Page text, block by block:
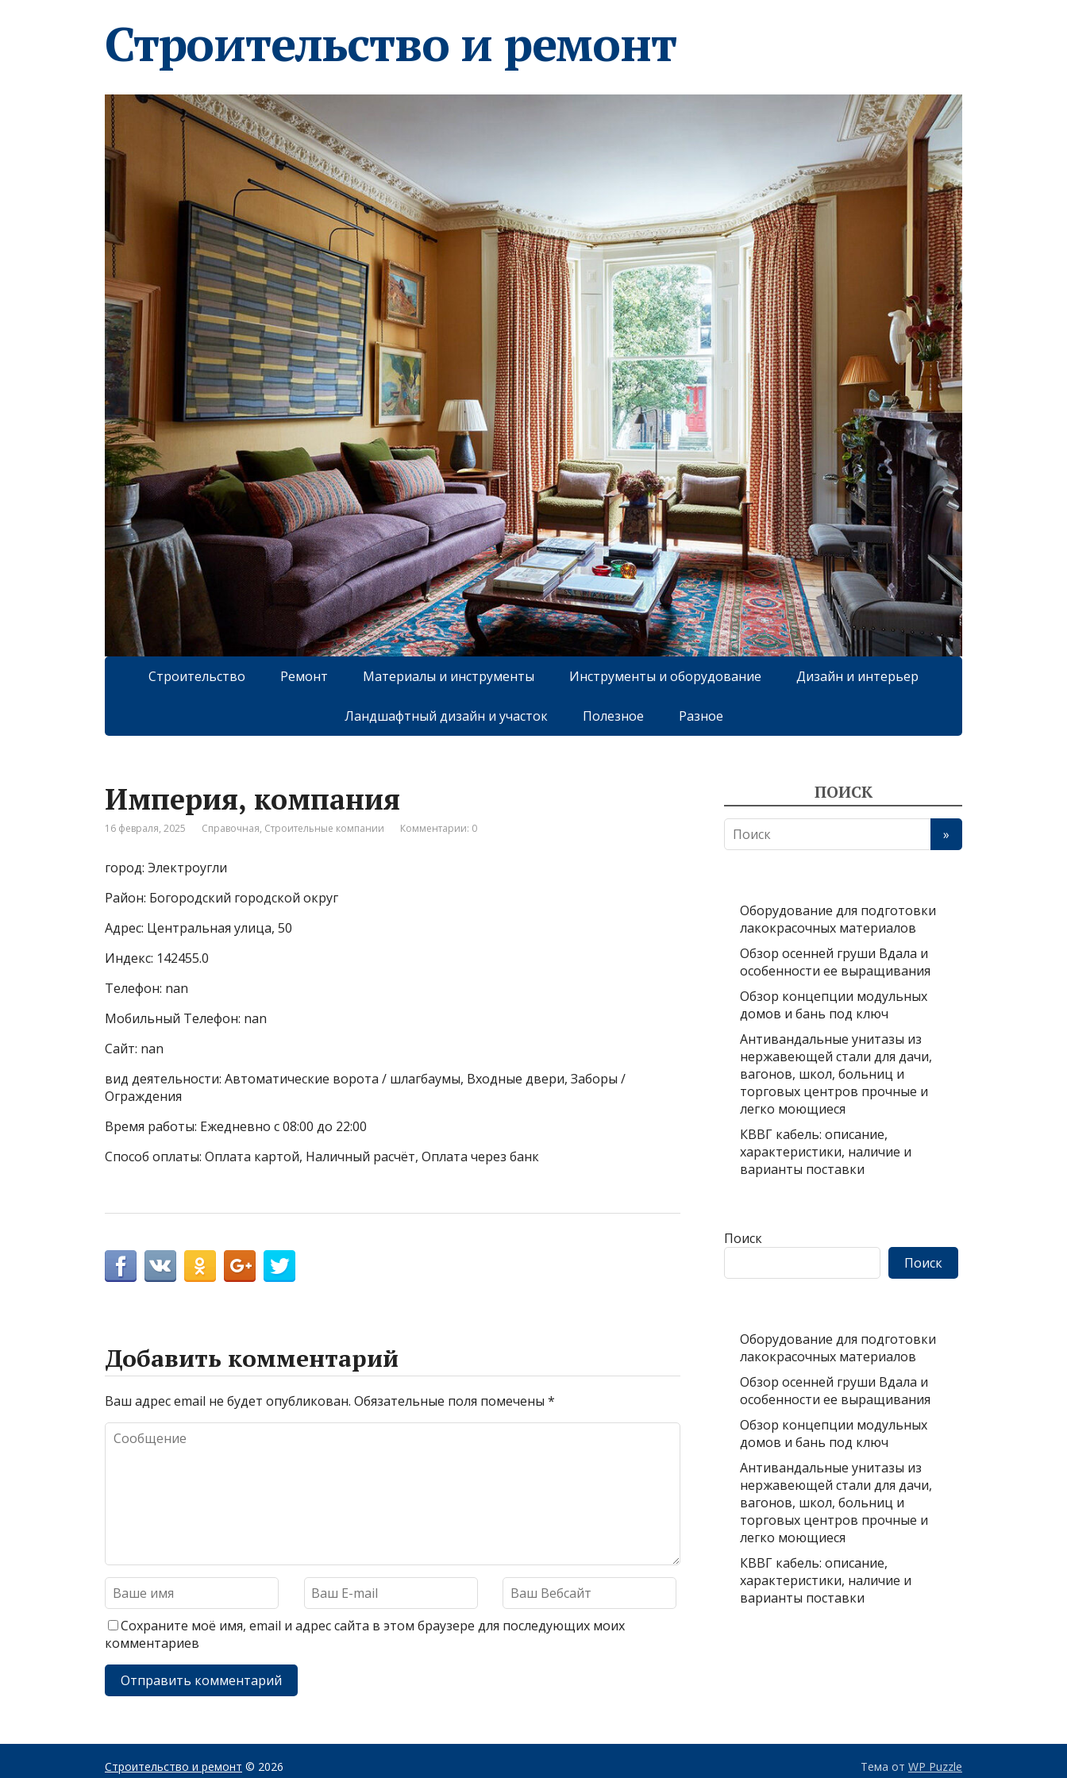
Строительство и ремонт
Строительство Ремонт Материалы и инструменты Инструменты и оборудование Дизайн и интерьер
Ландшафтный дизайн и участок Полезное Разное
Империя, компания
16 февраля, 2025 Справочная, Строительные компании Комментарии: 0
город: Электроугли
Район: Богородский городской округ
Адрес: Центральная улица, 50
Индекс: 142455.0
Телефон: nan
Мобильный Телефон: nan
Сайт: nan
вид деятельности: Автоматические ворота / шлагбаумы, Входные двери, Заборы /
Ограждения
Время работы: Ежедневно с 08:00 до 22:00
Способ оплаты: Оплата картой, Наличный расчёт, Оплата через банк
Добавить комментарий
Ваш адрес email не будет опубликован. Обязательные поля помечены *
Сохраните моё имя, email и адрес сайта в этом браузере для последующих моих
комментариев
ПОИСК
Оборудование для подготовки
лакокрасочных материалов
Обзор осенней груши Вдала и
особенности ее выращивания
Обзор концепции модульных
домов и бань под ключ
Антивандальные унитазы из
нержавеющей стали для дачи,
вагонов, школ, больниц и
торговых центров прочные и
легко моющиеся
КВВГ кабель: описание,
характеристики, наличие и
варианты поставки
Поиск
Поиск
Оборудование для подготовки
лакокрасочных материалов
Обзор осенней груши Вдала и
особенности ее выращивания
Обзор концепции модульных
домов и бань под ключ
Антивандальные унитазы из
нержавеющей стали для дачи,
вагонов, школ, больниц и
торговых центров прочные и
легко моющиеся
КВВГ кабель: описание,
характеристики, наличие и
варианты поставки
Строительство и ремонт © 2026 Тема от WP Puzzle